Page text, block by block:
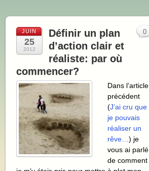
JUIN
25
2012
Définir un plan
d’action clair et
réaliste: par où
commencer?
Dans l’article
précédent
(J’ai cru que
je pouvais
réaliser un
rêve…) je
vous ai parlé
de comment
0